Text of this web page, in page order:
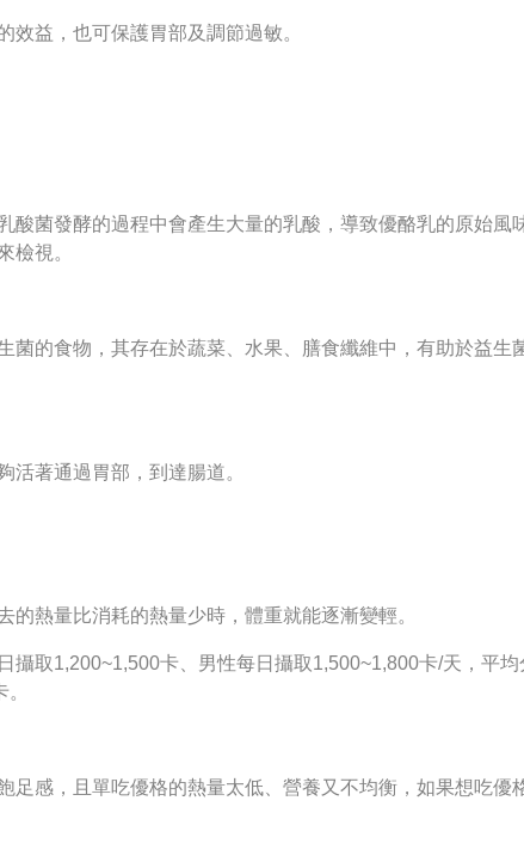
益，也可保護胃部及調節過敏。
酸菌發酵的過程中會產生大量的乳酸，導致優酪乳的原始風
檢視。
菌的食物，其存在於蔬菜、水果、膳食纖維中，有助於益生
活著通過胃部，到達腸道。
熱量比消耗的熱量少時，體重就能逐漸變輕。
攝取1,200~1,500卡、男性每日攝取1,500~1,800卡/天，平
足感，且單吃優格的熱量太低、營養又不均衡，如果想吃優